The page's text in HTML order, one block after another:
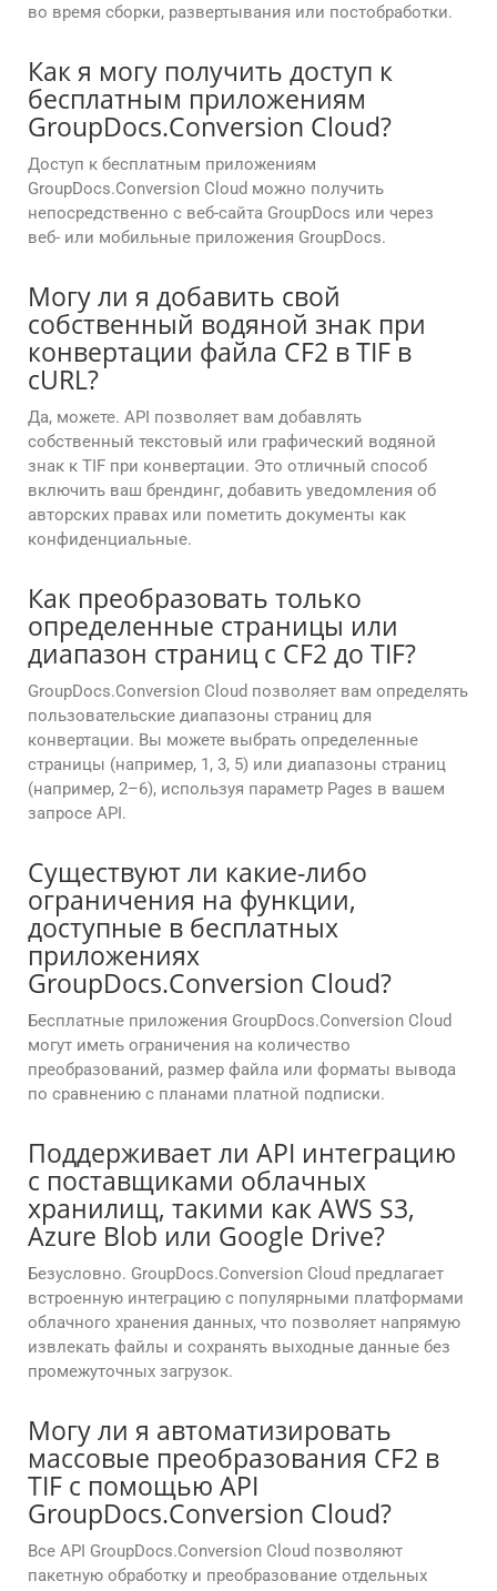
во время сборки, развертывания или постобработки.
Как я могу получить доступ к
бесплатным приложениям
GroupDocs.Conversion Cloud?
Доступ к бесплатным приложениям
GroupDocs.Conversion Cloud можно получить
непосредственно с веб-сайта GroupDocs или через
веб- или мобильные приложения GroupDocs.
Могу ли я добавить свой
собственный водяной знак при
конвертации файла CF2 в TIF в
cURL?
Да, можете. API позволяет вам добавлять
собственный текстовый или графический водяной
знак к TIF при конвертации. Это отличный способ
включить ваш брендинг, добавить уведомления об
авторских правах или пометить документы как
конфиденциальные.
Как преобразовать только
определенные страницы или
диапазон страниц с CF2 до TIF?
GroupDocs.Conversion Cloud позволяет вам определять
пользовательские диапазоны страниц для
конвертации. Вы можете выбрать определенные
страницы (например, 1, 3, 5) или диапазоны страниц
(например, 2–6), используя параметр Pages в вашем
запросе API.
Существуют ли какие-либо
ограничения на функции,
доступные в бесплатных
приложениях
GroupDocs.Conversion Cloud?
Бесплатные приложения GroupDocs.Conversion Cloud
могут иметь ограничения на количество
преобразований, размер файла или форматы вывода
по сравнению с планами платной подписки.
Поддерживает ли API интеграцию
с поставщиками облачных
хранилищ, такими как AWS S3,
Azure Blob или Google Drive?
Безусловно. GroupDocs.Conversion Cloud предлагает
встроенную интеграцию с популярными платформами
облачного хранения данных, что позволяет напрямую
извлекать файлы и сохранять выходные данные без
промежуточных загрузок.
Могу ли я автоматизировать
массовые преобразования CF2 в
TIF с помощью API
GroupDocs.Conversion Cloud?
Все API GroupDocs.Conversion Cloud позволяют
пакетную обработку и преобразование отдельных